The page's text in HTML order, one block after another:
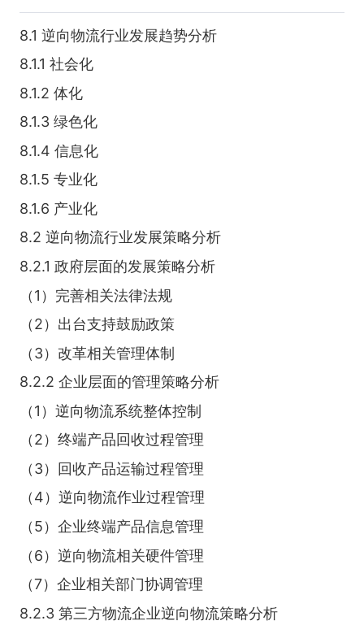
8.1 逆向物流行业发展趋势分析
8.1.1 社会化
8.1.2 体化
8.1.3 绿色化
8.1.4 信息化
8.1.5 专业化
8.1.6 产业化
8.2 逆向物流行业发展策略分析
8.2.1 政府层面的发展策略分析
（1）完善相关法律法规
（2）出台支持鼓励政策
（3）改革相关管理体制
8.2.2 企业层面的管理策略分析
（1）逆向物流系统整体控制
（2）终端产品回收过程管理
（3）回收产品运输过程管理
（4）逆向物流作业过程管理
（5）企业终端产品信息管理
（6）逆向物流相关硬件管理
（7）企业相关部门协调管理
8.2.3 第三方物流企业逆向物流策略分析